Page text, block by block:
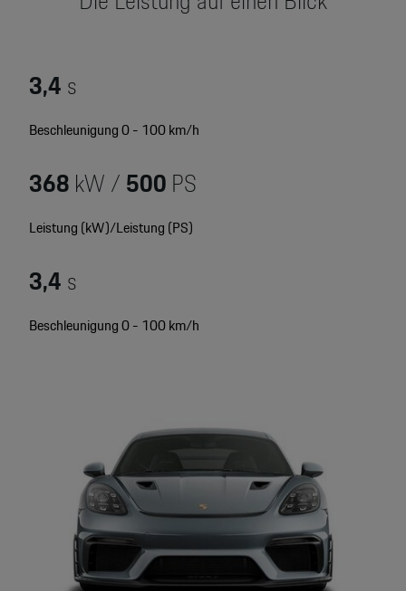
Motorsport & Events
Unternehmen
Newsletter
Porsche Shop
Mein Porsche Account
YouTube Channel
Porsche Poster Designer
3,4s
Beschleunigung 0 - 100 km/h
368kW /500PS
Leistung (kW)/Leistung (PS)
3,4s
Beschleunigung 0 - 100 km/h